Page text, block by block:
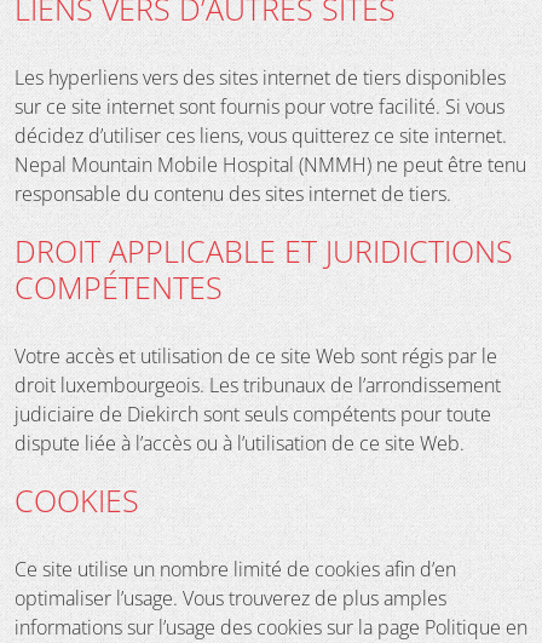
LIENS VERS D’AUTRES SITES
Les hyperliens vers des sites internet de tiers disponibles
sur ce site internet sont fournis pour votre facilité. Si vous
décidez d’utiliser ces liens, vous quitterez ce site internet.
Nepal Mountain Mobile Hospital (NMMH) ne peut être tenu
responsable du contenu des sites internet de tiers.
DROIT APPLICABLE ET JURIDICTIONS
COMPÉTENTES
Votre accès et utilisation de ce site Web sont régis par le
droit luxembourgeois. Les tribunaux de l’arrondissement
judiciaire de Diekirch sont seuls compétents pour toute
dispute liée à l’accès ou à l’utilisation de ce site Web.
COOKIES
Ce site utilise un nombre limité de cookies afin d’en
optimaliser l’usage. Vous trouverez de plus amples
informations sur l’usage des cookies sur la page Politique en